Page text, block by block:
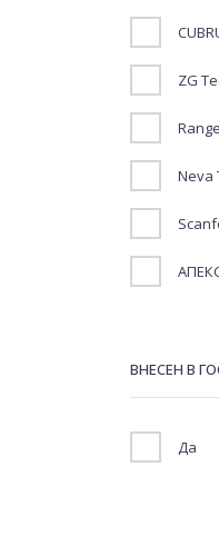
ZG
Neva
ВНЕСЕН В
Да